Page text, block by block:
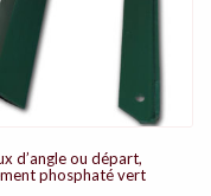
d’angle ou départ,
phosphaté vert